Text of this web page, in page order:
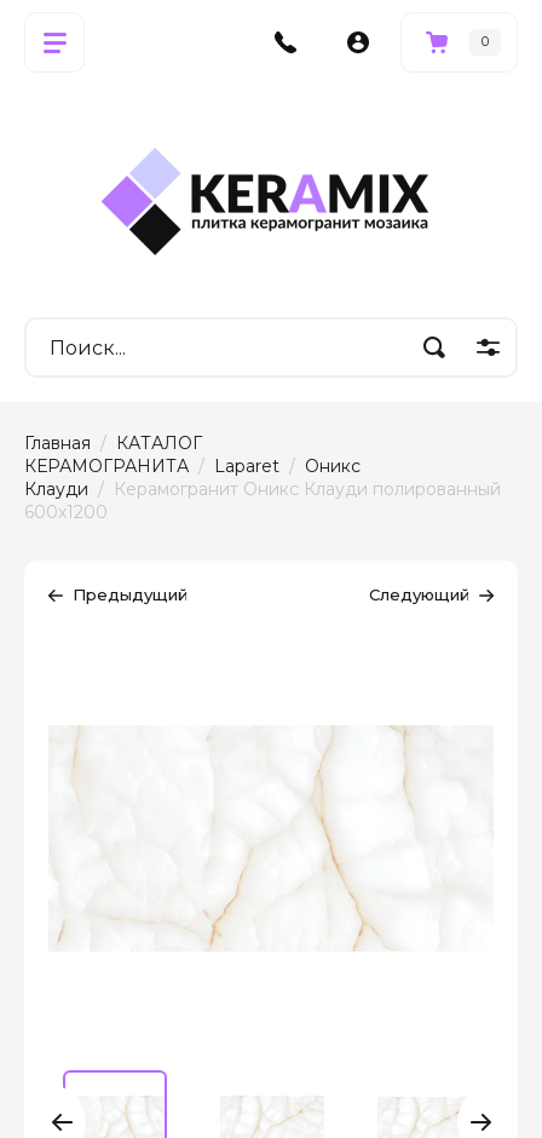
0
Главная / КАТАЛОГ
КЕРАМОГРАНИТА / Laparet / Оникс
Клауди /  Керамогранит Оникс Клауди полированный
600x1200
Предыдущий Следующий